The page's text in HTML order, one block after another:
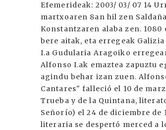
Efemerideak: 2003/ 03/ 07 14
martxoaren 8an hil zen
Konstantzaren alaba zen.
bere aitak, eta erregeak
I.a Gudularia Aragoiko
Alfonso I.ak emaztea zapuztu
agindu behar izan zuen.
Cantares" falleció el 10 de
Trueba y de la Quintana,
Señorío) el 24 de diciembre de
literaria se despertó merced a